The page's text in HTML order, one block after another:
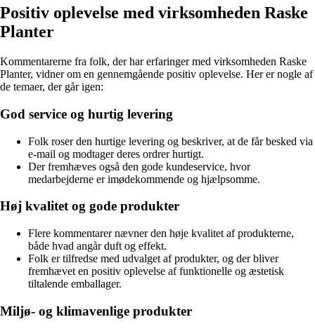
Positiv oplevelse med virksomheden Raske
Planter
Kommentarerne fra folk, der har erfaringer med virksomheden Raske
Planter, vidner om en gennemgående positiv oplevelse. Her er nogle af
de temaer, der går igen:
God service og hurtig levering
Folk roser den hurtige levering og beskriver, at de får besked via
e-mail og modtager deres ordrer hurtigt.
Der fremhæves også den gode kundeservice, hvor
medarbejderne er imødekommende og hjælpsomme.
Høj kvalitet og gode produkter
Flere kommentarer nævner den høje kvalitet af produkterne,
både hvad angår duft og effekt.
Folk er tilfredse med udvalget af produkter, og der bliver
fremhævet en positiv oplevelse af funktionelle og æstetisk
tiltalende emballager.
Miljø- og klimavenlige produkter